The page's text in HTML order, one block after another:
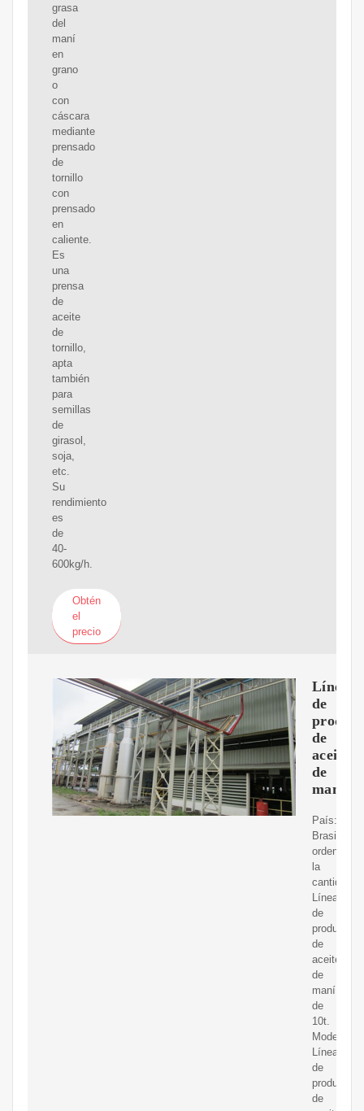
grasa
del
maní
en
grano
o
con
cáscara
mediante
prensado
de
tornillo
con
prensado
en
caliente.
Es
una
prensa
de
aceite
de
tornillo,
apta
también
para
semillas
de
girasol,
soja,
etc.
Su
rendimiento
es
de
40-
600kg/h.
Obtén
el
precio
Línea
de
de
aceite
de
maní
País:
Brasil.
ordene
la
cantidad:
Línea
de
producción
de
aceite
de
maní
de
10t.
Modelo:
Línea
de
producción
de